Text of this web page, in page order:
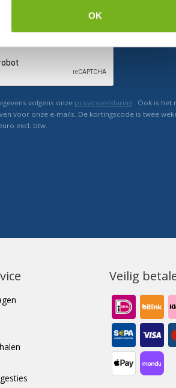
OK
Ontvang direct korting
volgens onze privacyverklaring . Ook is het
voor onze e-mails. De kortingscode is twee
excl. btw.
Veilig